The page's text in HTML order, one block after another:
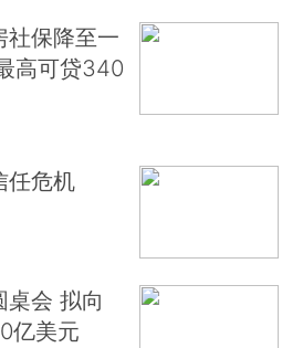
社保降至一
高可贷340
任危机
桌会 拟向
亿美元